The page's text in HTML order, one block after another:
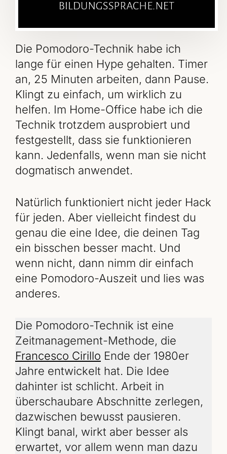
Die Pomodoro-Technik habe ich
lange für einen Hype gehalten. Timer
an, 25 Minuten arbeiten, dann Pause.
Klingt zu einfach, um wirklich zu
helfen. Im Home-Office habe ich die
Technik trotzdem ausprobiert und
festgestellt, dass sie funktionieren
kann. Jedenfalls, wenn man sie nicht
dogmatisch anwendet.
Natürlich funktioniert nicht jeder Hack
für jeden. Aber vielleicht findest du
genau die eine Idee, die deinen Tag
ein bisschen besser macht. Und
wenn nicht, dann nimm dir einfach
eine Pomodoro-Auszeit und lies was
anderes.
Die Pomodoro-Technik ist eine
Zeitmanagement-Methode, die
Francesco Cirillo Ende der 1980er
Jahre entwickelt hat. Die Idee
dahinter ist schlicht. Arbeit in
überschaubare Abschnitte zerlegen,
dazwischen bewusst pausieren.
Klingt banal, wirkt aber besser als
erwartet, vor allem wenn man dazu